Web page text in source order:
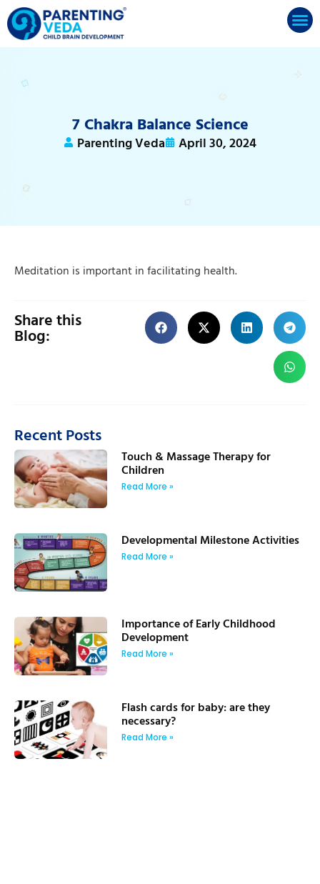
7 Chakra Balance Science
Parenting Veda April 30, 2024
Meditation is important in facilitating health.
Share this
Blog:
Recent Posts
Touch & Massage Therapy for
Children
Read More »
Developmental Milestone Activities
Read More »
Importance of Early Childhood
Development
Read More »
Flash cards for baby: are they
necessary?
Read More »